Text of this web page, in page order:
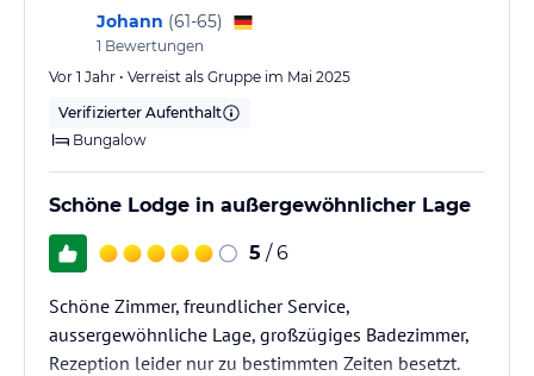
Johann (61-65)
1 Bewertungen
Vor 1 Jahr • Verreist als Gruppe im Mai 2025
Verifizierter Aufenthalt
Bungalow
Schöne Lodge in außergewöhnlicher Lage
5 / 6
Schöne Zimmer, freundlicher Service,
aussergewöhnliche Lage, großzügiges Badezimmer,
Rezeption leider nur zu bestimmten Zeiten besetzt.